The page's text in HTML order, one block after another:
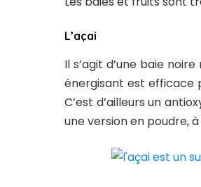
L’açai
Il s’agit d’une baie
énergisant est efficace
C’est d’ailleurs un
une version en poudre,